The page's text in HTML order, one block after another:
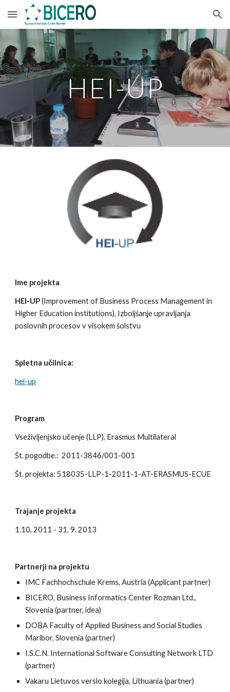
Skip to main content Skip to navigation
HEI-UP
Ime projekta
HEI-UP (Improvement of Business Process Management in
Higher Education institutions), Izboljšanje upravljanja
poslovnih procesov v visokem šolstvu
Spletna učilnica:
hei-up
Program
Vseživljenjsko učenje (LLP), Erasmus Multilateral
Št. pogodbe.:  2011-3846/001-001
Št. projekta: 518035-LLP-1-2011-1-AT-ERASMUS-ECUE
Trajanje projekta
1.10. 2011 - 31. 9. 2013
Partnerji na projektu
IMC Fachhochschule Krems, Austria (Applicant partner)
BICERO, Business Informatics Center Rozman Ltd.,
Slovenia (partner, idea)
DOBA Faculty of Applied Business and Social Studies
Maribor, Slovenia (partner)
I.S.C.N. International Software Consulting Network LTD
(partner)
Vakaru Lietuvos verslo kolegija, Lithuania (partner)